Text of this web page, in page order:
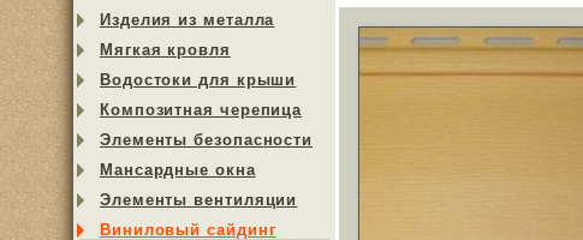
Изделия из металла
Мягкая кровля
Водостоки для крыши
Композитная черепица
Элементы безопасности
Мансардные окна
Элементы вентиляции
Виниловый сайдинг